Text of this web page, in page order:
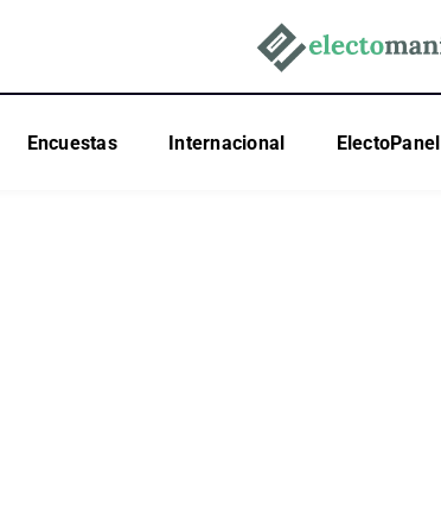
Encuestas Internacional ElectoPanel